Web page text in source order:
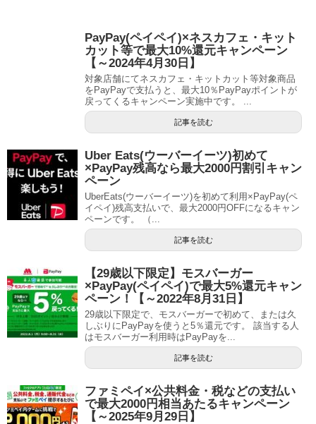
PayPay(ペイペイ)×ネスカフェ・キット
カット等で最大10%還元キャンペーン
【～2024年4月30日】
対象店舗にてネスカフェ・キットカット等対象商品
をPayPayで支払うと、最大10％PayPayポイントが
戻ってくるキャンペーン実施中です。 ...
記事を読む
Uber Eats(ウーバーイーツ)初めて
×PayPay残高なら最大2000円割引キャン
ペーン
UberEats(ウーバーイーツ)を初めて利用×PayPay(ペ
イペイ)残高支払いで、最大2000円OFFになるキャン
ペーンです。 （...
記事を読む
【29歳以下限定】モスバーガー
×PayPay(ペイペイ)で最大5%還元キャン
ペーン！【～2022年8月31日】
29歳以下限定で、モスバーガーで初めて、または久
しぶりにPayPayを使うと5％還元です。 該当する人
はモスバーガー利用時はPayPayを...
記事を読む
ファミペイ×公共料金・税などの支払い
で最大2000円相当あたるキャンペーン
【～2025年9月29日】